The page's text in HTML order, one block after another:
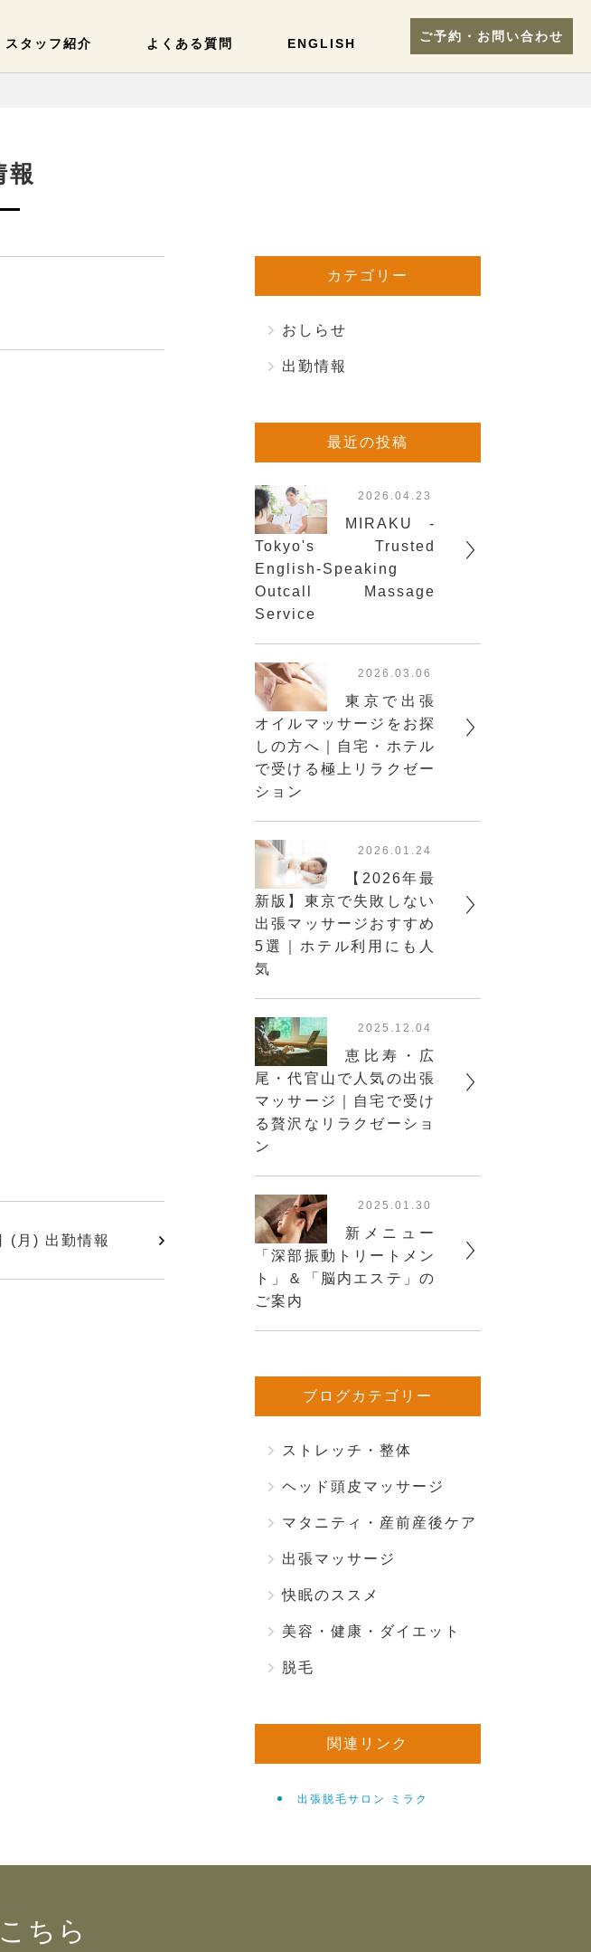
スタッフ紹介 よくある質問 ENGLISH ご予約・お問い合わせ
報
(月) 出勤情報
カテゴリー
おしらせ
出勤情報
最近の投稿
2026.04.23
MIRAKU -
Tokyo's Trusted
English-Speaking
Outcall Massage
Service
2026.03.06
東京で出張
オイルマッサージをお探
しの方へ｜自宅・ホテル
で受ける極上リラクゼー
ション
2026.01.24
【2026年最
新版】東京で失敗しない
出張マッサージおすすめ
5選｜ホテル利用にも人
気
2025.12.04
恵比寿・広
尾・代官山で人気の出張
マッサージ｜自宅で受け
る贅沢なリラクゼーショ
ン
2025.01.30
新メニュー
「深部振動トリートメン
ト」＆「脳内エステ」の
ご案内
ブログカテゴリー
ストレッチ・整体
ヘッド頭皮マッサージ
マタニティ・産前産後ケア
出張マッサージ
快眠のススメ
美容・健康・ダイエット
脱毛
関連リンク
出張脱毛サロン ミラク
ちら